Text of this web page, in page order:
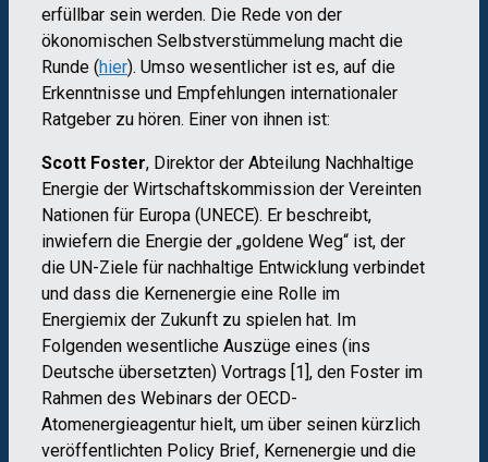
erfüllbar sein werden. Die Rede von der
ökonomischen Selbstverstümmelung macht die
Runde (hier). Umso wesentlicher ist es, auf die
Erkenntnisse und Empfehlungen internationaler
Ratgeber zu hören. Einer von ihnen ist:
Scott Foster, Direktor der Abteilung Nachhaltige
Energie der Wirtschaftskommission der Vereinten
Nationen für Europa (UNECE). Er beschreibt,
inwiefern die Energie der „goldene Weg“ ist, der
die UN-Ziele für nachhaltige Entwicklung verbindet
und dass die Kernenergie eine Rolle im
Energiemix der Zukunft zu spielen hat. Im
Folgenden wesentliche Auszüge eines (ins
Deutsche übersetzten) Vortrags [1], den Foster im
Rahmen des Webinars der OECD-
Atomenergieagentur hielt, um über seinen kürzlich
veröffentlichten Policy Brief, Kernenergie und die